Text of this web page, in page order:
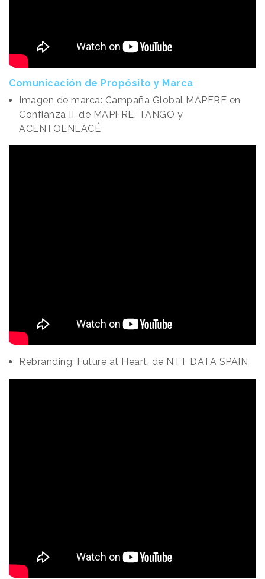
Comunicación de Propósito y Marca
Imagen de marca: Campaña Global MAPFRE en
Confianza II, de MAPFRE, TANGO y
ACENTOENLACÉ
Rebranding: Future at Heart, de NTT DATA SPAIN